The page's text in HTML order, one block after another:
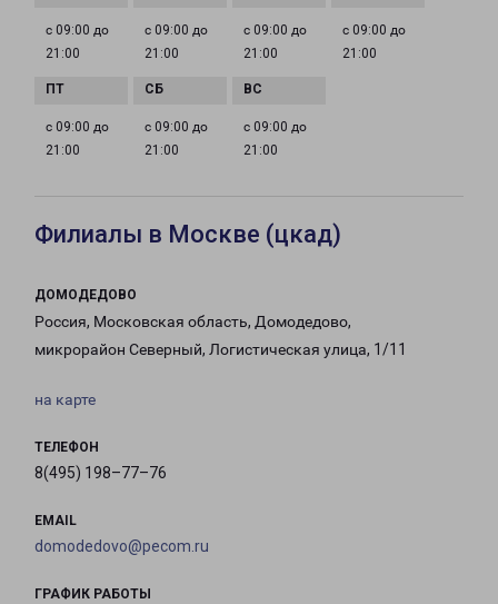
с 09:00 до
21:00
с 09:00 до
21:00
с 09:00 до
21:00
с 09:00 до
21:00
с 09:00 до
21:00
с 09:00 до
21:00
с 09:00 до
21:00
Филиалы в Москве (цкад)
ДОМОДЕДОВО
Россия, Московская область, Домодедово,
микрорайон Северный, Логистическая улица, 1/11
на карте
ТЕЛЕФОН
8(495) 198–77–76
EMAIL
domodedovo@pecom.ru
ГРАФИК РАБОТЫ